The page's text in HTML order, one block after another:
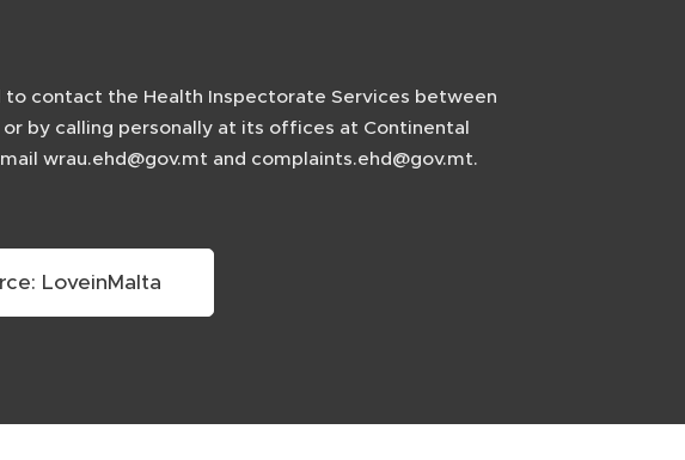
contact the Health Inspectorate Services between
by calling personally at its offices at Continental
wrau.ehd@gov.mt and complaints.ehd@gov.mt.
LoveinMalta